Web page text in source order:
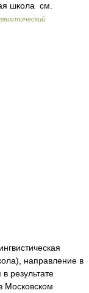
школа см.
направление в
результате
Московском